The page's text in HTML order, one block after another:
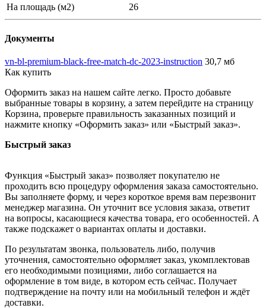
На площадь (м2)
26
Документы
vn-bl-premium-black-free-match-dc-2023-instruction 30,7 мб
Как купить
Оформить заказ на нашем сайте легко. Просто добавьте
выбранные товары в корзину, а затем перейдите на страницу
Корзина, проверьте правильность заказанных позиций и
нажмите кнопку «Оформить заказ» или «Быстрый заказ».
Быстрый заказ
Функция «Быстрый заказ» позволяет покупателю не
проходить всю процедуру оформления заказа самостоятельно.
Вы заполняете форму, и через короткое время вам перезвонит
менеджер магазина. Он уточнит все условия заказа, ответит
на вопросы, касающиеся качества товара, его особенностей. А
также подскажет о вариантах оплаты и доставки.
По результатам звонка, пользователь либо, получив
уточнения, самостоятельно оформляет заказ, укомплектовав
его необходимыми позициями, либо соглашается на
оформление в том виде, в котором есть сейчас. Получает
подтверждение на почту или на мобильный телефон и ждёт
доставки.